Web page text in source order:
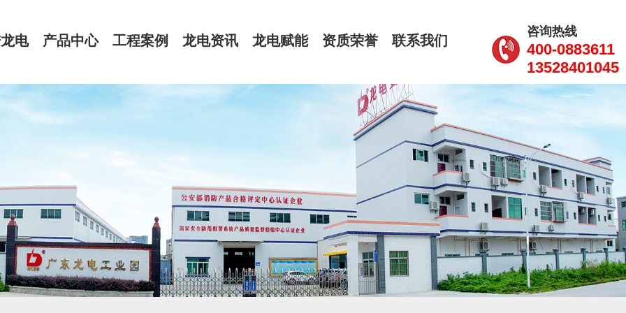
CN
电 产品中心 工程案例 龙电资讯 龙电赋能 资质荣誉 联系我们
咨询热线
400-0883611
13528401045